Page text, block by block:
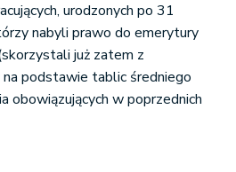
urodzonych po 31
nabyli prawo do emerytury
już zatem z
podstawie tablic średniego
obowiązujących w poprzednich